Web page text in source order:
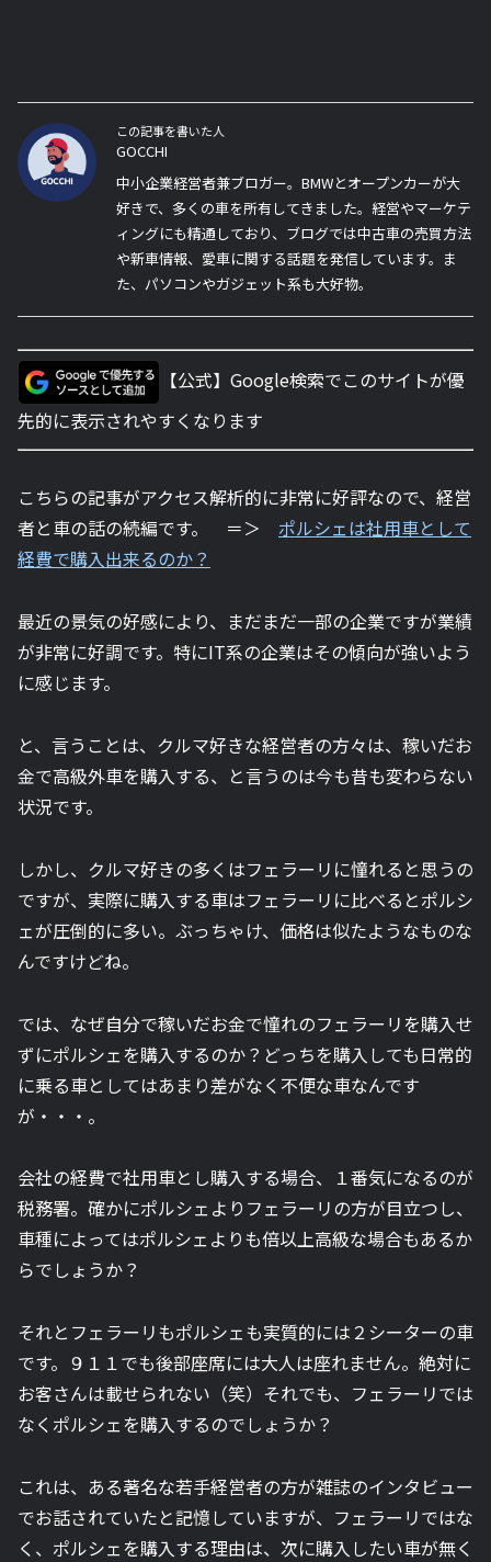
この記事を書いた人
GOCCHI
中小企業経営者兼ブロガー。BMWとオープンカーが大
好きで、多くの車を所有してきました。経営やマーケテ
ィングにも精通しており、ブログでは中古車の売買方法
や新車情報、愛車に関する話題を発信しています。ま
た、パソコンやガジェット系も大好物。
【公式】Google検索でこのサイトが優
先的に表示されやすくなります
こちらの記事がアクセス解析的に非常に好評なので、経営
者と車の話の続編です。 ＝＞ ポルシェは社用車として
経費で購入出来るのか？
最近の景気の好感により、まだまだ一部の企業ですが業績
が非常に好調です。特にIT系の企業はその傾向が強いよう
に感じます。
と、言うことは、クルマ好きな経営者の方々は、稼いだお
金で高級外車を購入する、と言うのは今も昔も変わらない
状況です。
しかし、クルマ好きの多くはフェラーリに憧れると思うの
ですが、実際に購入する車はフェラーリに比べるとポルシ
ェが圧倒的に多い。ぶっちゃけ、価格は似たようなものな
んですけどね。
では、なぜ自分で稼いだお金で憧れのフェラーリを購入せ
ずにポルシェを購入するのか？どっちを購入しても日常的
に乗る車としてはあまり差がなく不便な車なんです
が・・・。
会社の経費で社用車とし購入する場合、１番気になるのが
税務署。確かにポルシェよりフェラーリの方が目立つし、
車種によってはポルシェよりも倍以上高級な場合もあるか
らでしょうか？
それとフェラーリもポルシェも実質的には２シーターの車
です。９１１でも後部座席には大人は座れません。絶対に
お客さんは載せられない（笑）それでも、フェラーリでは
なくポルシェを購入するのでしょうか？
これは、ある著名な若手経営者の方が雑誌のインタビュー
でお話されていたと記憶していますが、フェラーリではな
く、ポルシェを購入する理由は、次に購入したい車が無く